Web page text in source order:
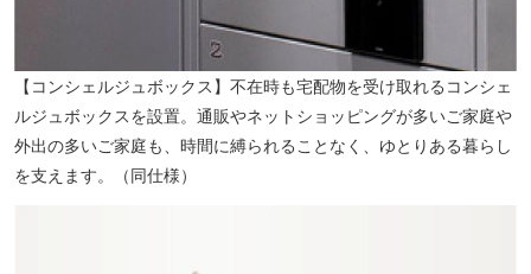
【コンシェルジュボックス】不在時も宅配物を受け取れるコンシェ
ルジュボックスを設置。通販やネットショッピングが多いご家庭や
外出の多いご家庭も、時間に縛られることなく、ゆとりある暮らし
を支えます。（同仕様）